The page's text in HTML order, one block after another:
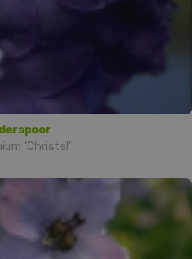
'Christel'